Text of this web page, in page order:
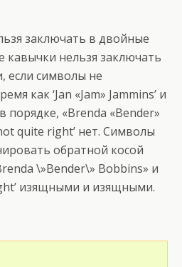
заключать в двойные
кавычки нельзя заключать
если символы не
как ‘Jan «Jam» Jammins’ и
порядке, «Brenda «Bender»
quite right’ нет. Символы
обратной косой
\»Bender\» Bobbins» и
изящными и изящными.